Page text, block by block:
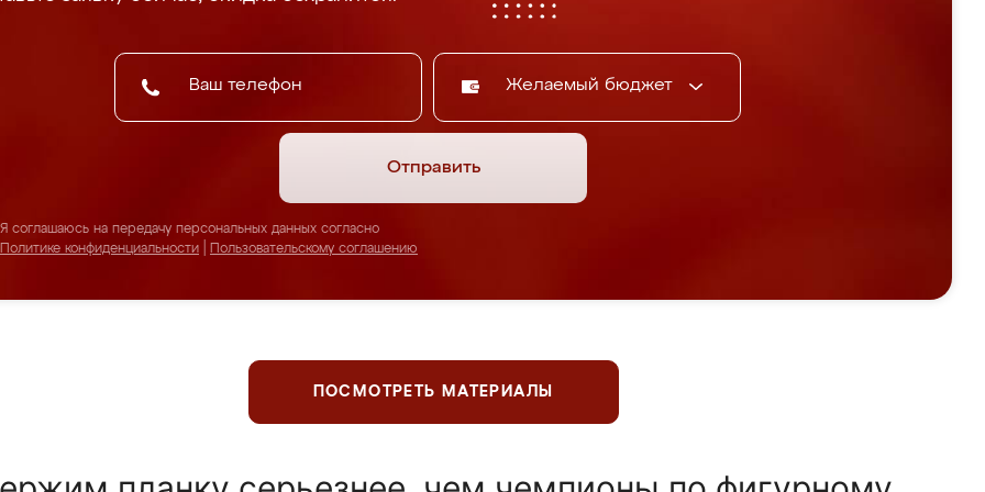
Желаемый бюджет
Отправить
Я соглашаюсь на передачу персональных данных согласно
Политике конфиденциальности
Пользовательскому соглашению
ПОСМОТРЕТЬ МАТЕРИАЛЫ